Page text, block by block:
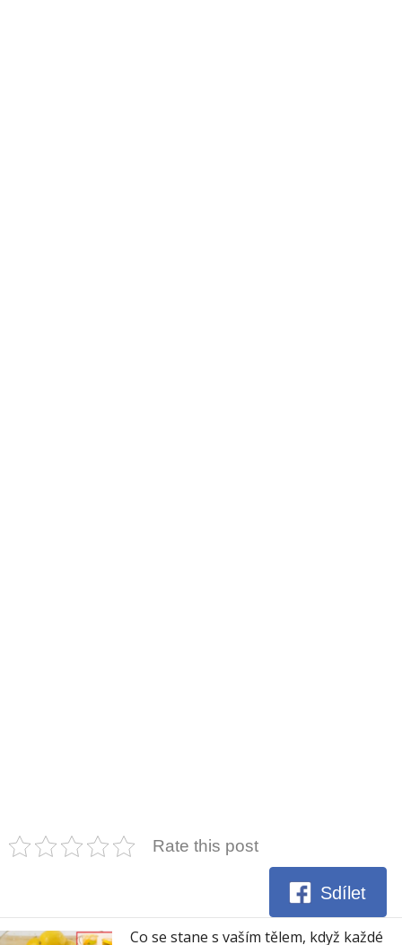
Rate this post
Sdílet
Co se stane s vaším tělem, když každé